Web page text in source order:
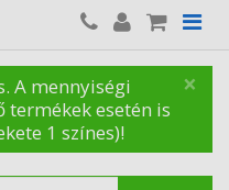
×
A mennyiségi
termékek esetén is
1 színes)!